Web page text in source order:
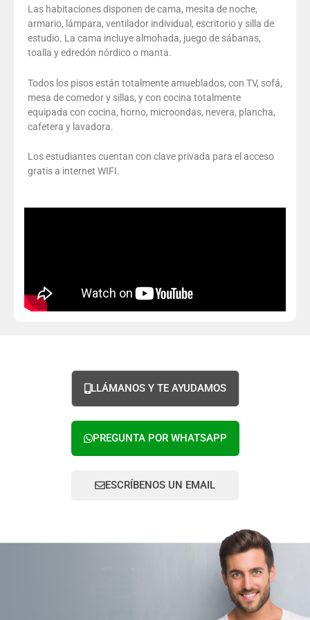
Las habitaciones disponen de cama, mesita de noche,
armario, lámpara, ventilador individual, escritorio y silla de
estudio. La cama incluye almohada, juego de sábanas,
toalla y edredón nórdico o manta.
Todos los pisos están totalmente amueblados, con TV, sofá,
mesa de comedor y sillas, y con cocina totalmente
equipada con cocina, horno, microondas, nevera, plancha,
cafetera y lavadora.
Los estudiantes cuentan con clave privada para el acceso
gratis a internet WIFI.
LLÁMANOS Y TE AYUDAMOS
PREGUNTA POR WHATSAPP
ESCRÍBENOS UN EMAIL